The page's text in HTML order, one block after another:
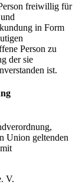
freiwillig für
in Form
Person zu
der sie
ist.
Union geltenden
V.